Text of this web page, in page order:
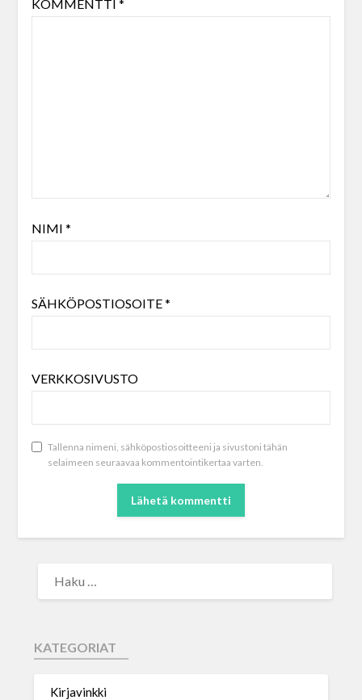
KOMMENTTI *
NIMI *
SÄHKÖPOSTIOSOITE*
VERKKOSIVUSTO
Tallenna nimeni, sähköpostiosoitteeni ja sivustoni tähän
selaimeen seuraavaa kommentointikertaa varten.
KATEGORIAT
Kirjavinkki